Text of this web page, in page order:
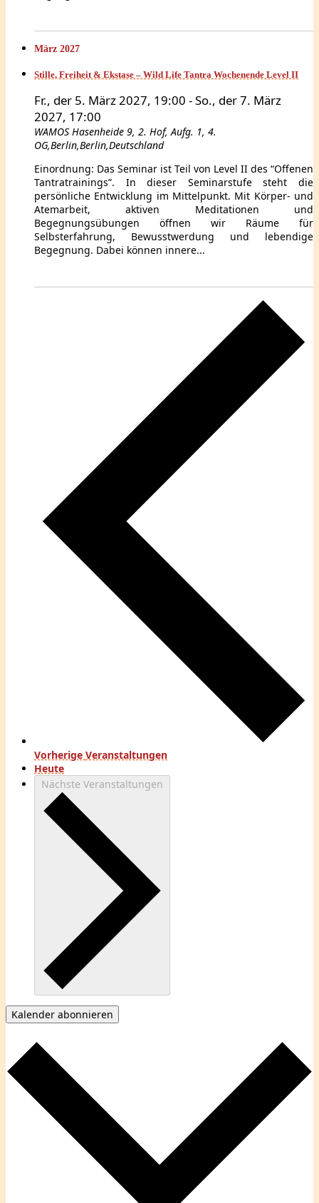
März 2027
Stille, Freiheit & Ekstase – Wild Life Tantra Wochenende Level II
Fr., der 5. März 2027, 19:00 -So., der 7. März
2027, 17:00
WAMOS Hasenheide 9, 2. Hof, Aufg. 1, 4.
OG,Berlin,Berlin,Deutschland
Einordnung: Das Seminar ist Teil von Level II des “Offenen
Tantratrainings”. In dieser Seminarstufe steht die
persönliche Entwicklung im Mittelpunkt. Mit Körper- und
Atemarbeit, aktiven Meditationen und
Begegnungsübungen öffnen wir Räume für
Selbsterfahrung, Bewusstwerdung und lebendige
Begegnung. Dabei können innere...
Vorherige Veranstaltungen
Heute
Nächste Veranstaltungen
Kalender abonnieren